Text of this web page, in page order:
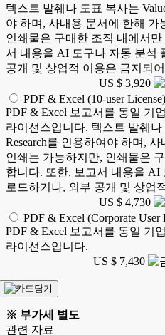
텍스트 발췌나 도표 복사는
야 하며, 사내용 문서에 한해 가
인쇄물은 구매한 조직 내에서
서 내용을 AI 도구나 자동 분석
공개 및 상업적 이용은 금지되
US $ 3,920
PDF & Excel (10-user License)
PDF & Excel 보고서를 동일 기
라이선스입니다. 텍스트 발췌나
Research를 인용하여야 하며,
인쇄는 가능하지만, 인쇄물은
합니다. 또한, 보고서 내용을 AI
로드하거나, 외부 공개 및 상업
US $ 4,730
PDF & Excel (Corporate User
PDF & Excel 보고서를 동일 기
라이선스입니다.
US $ 7,430
※ 부가세 별도
관련 자료